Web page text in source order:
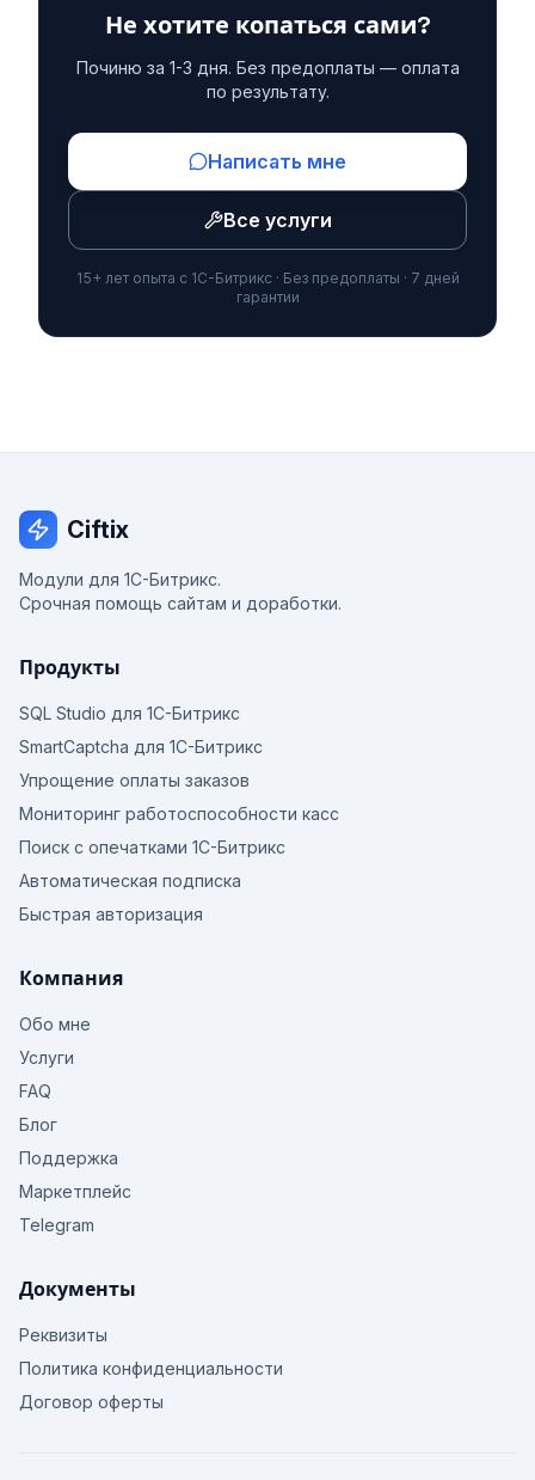
Не хотите копаться сами?
Починю за 1-3 дня. Без предоплаты — оплата
по результату.
Написать мне
Все услуги
15+ лет опыта с 1С-Битрикс · Без предоплаты · 7 дней
гарантии
Ciftix
Модули для 1С-Битрикс.
Срочная помощь сайтам и доработки.
Продукты
SQL Studio для 1С-Битрикс
SmartCaptcha для 1С-Битрикс
Упрощение оплаты заказов
Мониторинг работоспособности касс
Поиск с опечатками 1С-Битрикс
Автоматическая подписка
Быстрая авторизация
Компания
Обо мне
Услуги
FAQ
Блог
Поддержка
Маркетплейс
Telegram
Документы
Реквизиты
Политика конфиденциальности
Договор оферты